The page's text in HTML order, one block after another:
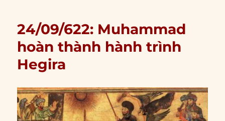
24/09/622: Muhammad
hoàn thành hành trình
Hegira